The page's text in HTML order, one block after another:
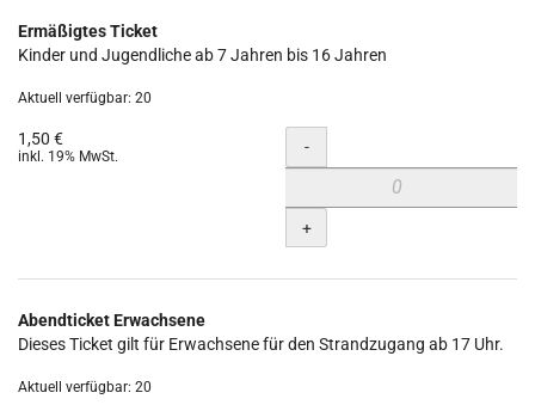
Ermäßigtes Ticket
Kinder und Jugendliche ab 7 Jahren bis 16 Jahren
Aktuell verfügbar: 20
1,50 €
inkl. 19% MwSt. Menge
-
+
Abendticket Erwachsene
Dieses Ticket gilt für Erwachsene für den Strandzugang ab 17 Uhr.
Aktuell verfügbar: 20